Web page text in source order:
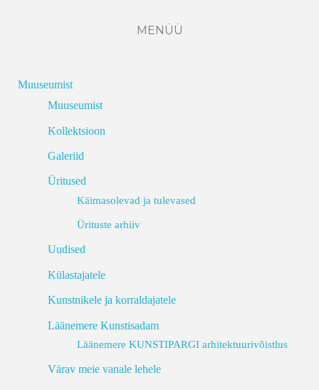
MENÜÜ
Muuseumist
Muuseumist
Kollektsioon
Galeriid
Üritused
Käimasolevad ja tulevased
Ürituste arhiiv
Uudised
Külastajatele
Kunstnikele ja korraldajatele
Läänemere Kunstisadam
Läänemere KUNSTIPARGI arhitektuurivõistlus
Värav meie vanale lehele